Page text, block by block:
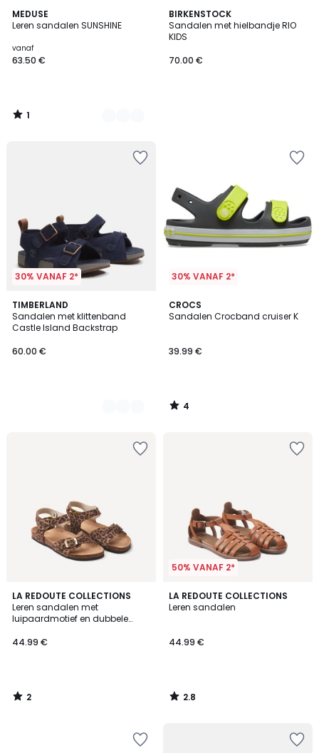
MEDUSE
Leren sandalen SUNSHINE
vanaf
63.50 €
1
/
3
Kleuren
1
/
BIRKENSTOCK
Sandalen met hielbandje RIO
KIDS
70.00 €
30% VANAF 2*
TIMBERLAND
Sandalen met klittenband
Castle Island Backstrap
60.00 €
2
Kleuren
30% VANAF 2*
CROCS
Sandalen Crocband cruiser K
39.99 €
4
/
4
/
LA REDOUTE COLLECTIONS
Leren sandalen met
luipaardmotief en dubbele
44.99 €
2
/
5
2
/
50% VANAF 2*
LA REDOUTE COLLECTIONS
Leren sandalen
44.99 €
2.8
/ 5
2.8
/